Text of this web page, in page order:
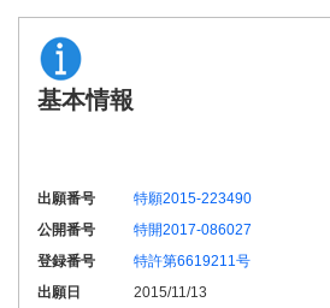
基本情報
出願番号
特願2015-223490
公開番号
特開2017-086027
登録番号
特許第6619211号
出願日
2015/11/13